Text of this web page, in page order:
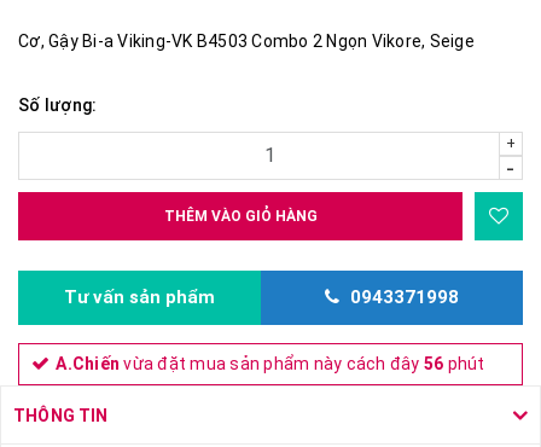
Cơ, Gậy Bi-a Viking-VK B4503 Combo 2 Ngọn Vikore, Seige
Số lượng:
+
-
THÊM VÀO GIỎ HÀNG
Tư vấn sản phẩm 0943371998
A.Chiến vừa đặt mua sản phẩm này cách đây 56 phút
THÔNG TIN